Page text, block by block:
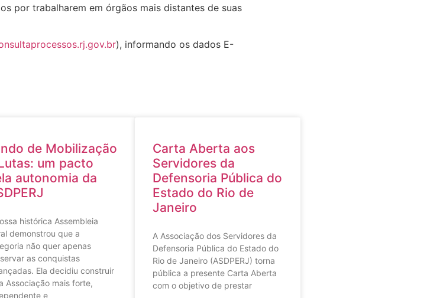
por trabalharem em órgãos mais distantes de suas
), informando os dados E-
de Mobilização
um pacto
autonomia da
histórica Assembleia
demonstrou que a
não quer apenas
as conquistas
Ela decidiu construir
Associação mais forte,
e
Carta Aberta aos
Servidores da
Defensoria Pública do
Estado do Rio de
Janeiro
A Associação dos Servidores da
Defensoria Pública do Estado do
Rio de Janeiro (ASDPERJ) torna
pública a presente Carta Aberta
com o objetivo de prestar